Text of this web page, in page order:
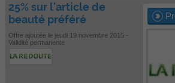
25% sur l'article de
beauté préféré
Offre ajoutée le jeudi 19 novembre 2015 -
Validité permanente